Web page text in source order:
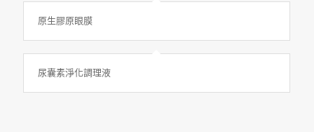
原生膠原眼膜
尿囊素淨化調理液